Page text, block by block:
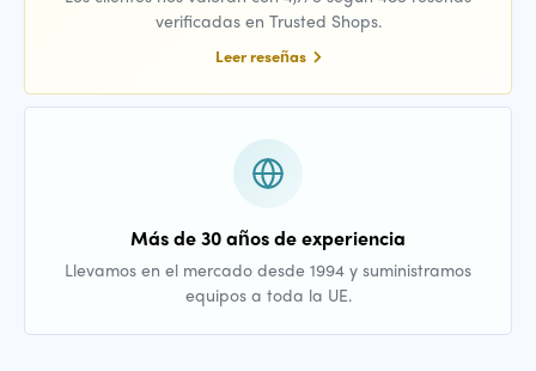
verificadas en Trusted Shops.
Leer reseñas
Más de 30 años de experiencia
Llevamos en el mercado desde 1994 y suministramos
equipos a toda la UE.